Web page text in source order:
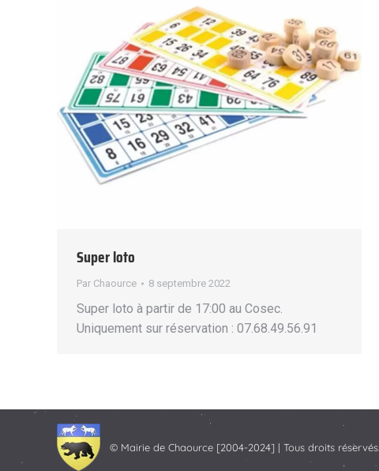
Super loto
Par Chaource 8 septembre 2022
Super loto à partir de 17:00 au Cosec.
Uniquement sur réservation : 07.68.49.56.91
© Mairie de Chaource [2004-2024] | Tous droits réservés.